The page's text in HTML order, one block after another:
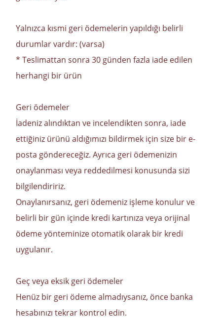
Yalnızca kısmi geri ödemelerin yapıldığı belirli
durumlar vardır: (varsa)
* Teslimattan sonra 30 günden fazla iade edilen
herhangi bir ürün
Geri ödemeler
İadeniz alındıktan ve incelendikten sonra, iade
ettiğiniz ürünü aldığımızı bildirmek için size bir e-
posta göndereceğiz. Ayrıca geri ödemenizin
onaylanması veya reddedilmesi konusunda sizi
bilgilendiririz.
Onaylanırsanız, geri ödemeniz işleme konulur ve
belirli bir gün içinde kredi kartınıza veya orijinal
ödeme yönteminize otomatik olarak bir kredi
uygulanır.
Geç veya eksik geri ödemeler
Henüz bir geri ödeme almadıysanız, önce banka
hesabınızı tekrar kontrol edin.